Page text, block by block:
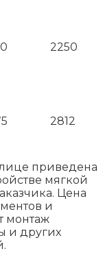
2250
2812
приведена
мягкой
Цена
и
монтаж
и других